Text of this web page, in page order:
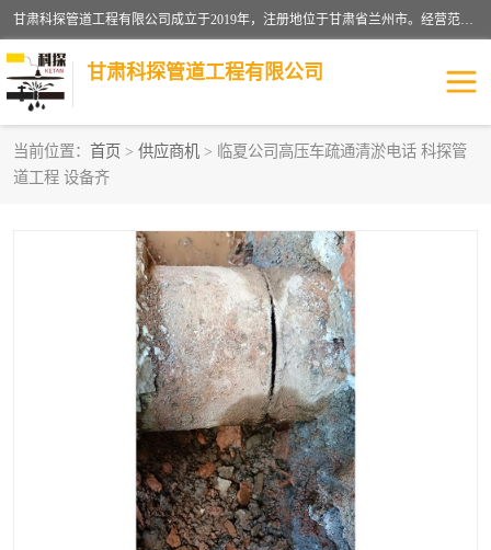
甘肃科探管道工程有限公司成立于2019年，注册地位于甘肃省兰州市。经营范围包括管道安装、清洗、疏通、维修、检测，防水工程，工程钻孔，化粪池清理，暖气安装，给排水管道安装维修，室内外管道如消防、供水、供热管道漏水检测定位，室内外防水堵漏等。
甘肃科探管道工程有限公司
当前位置： 首页 > 供应商机 > 临夏公司高压车疏通清淤电话 科探管
道工程 设备齐
管道安装维修
漏水检查维修 消防管道漏水
供热管道漏水 排水管道漏水
自来水管漏水 管道疏通
高压车疏通清淤